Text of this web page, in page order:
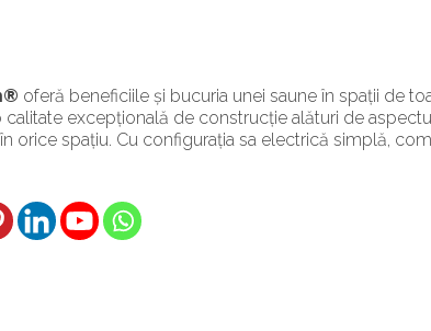
oferă beneficiile și bucuria unei saune în spații de
excepțională de construcție alături de
orice spațiu. Cu configurația sa electrică simplă,